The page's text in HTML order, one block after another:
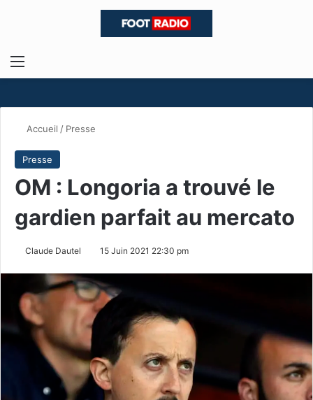
Menu
Accueil / Presse
Presse
OM : Longoria a trouvé le
gardien parfait au mercato
Claude Dautel 15 Juin 2021 22:30 pm